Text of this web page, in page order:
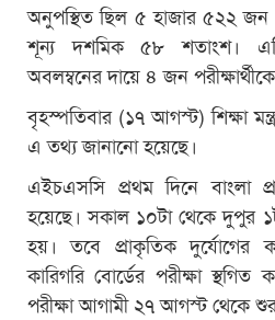
অনুপস্থিত ছিল ৫ হাজার ৫২২ জন
শূন্য দশমিক ৫৮ শতাংশ।
অবলম্বনের দায়ে ৪ জন
বৃহস্পতিবার (১৭ আগস্ট) শিক্ষা
এ তথ্য জানানো হয়েছে।
এইচএসসি প্রথম দিনে বাংলা
হয়েছে। সকাল ১০টা থেকে দুপুর
হয়। তবে প্রাকৃতিক দুর্যোগের
কারিগরি বোর্ডের পরীক্ষা
পরীক্ষা আগামী ২৭ আগস্ট থেকে